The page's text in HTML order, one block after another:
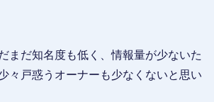
まだ知名度も低く、情報量が少ないた
々戸惑うオーナーも少なくないと思い